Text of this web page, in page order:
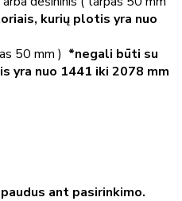
kurių plotis yra nuo
50 mm ) *negali būti su
yra nuo 1441 iki 2078 mm
ant pasirinkimo.